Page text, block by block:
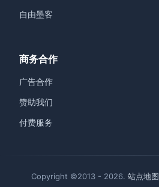
自由墨客
商务合作
广告合作
赞助我们
付费服务
Copyright ©2013 - 2026. 站点地图